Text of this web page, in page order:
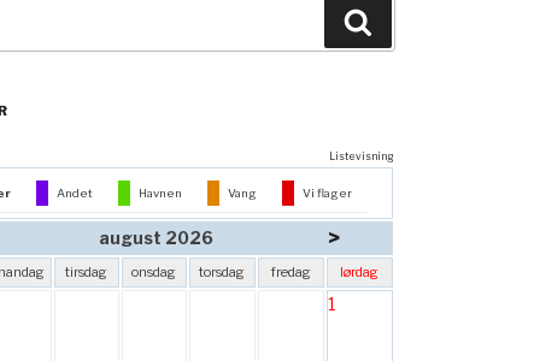
Listevisning
Andet Havnen Vang Vi flager
august 2026 >
tirsdag onsdag torsdag fredag lørdag
1